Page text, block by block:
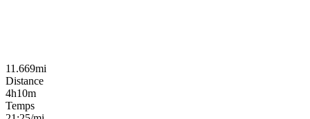
11.669mi
Distance
4h10m
Temps